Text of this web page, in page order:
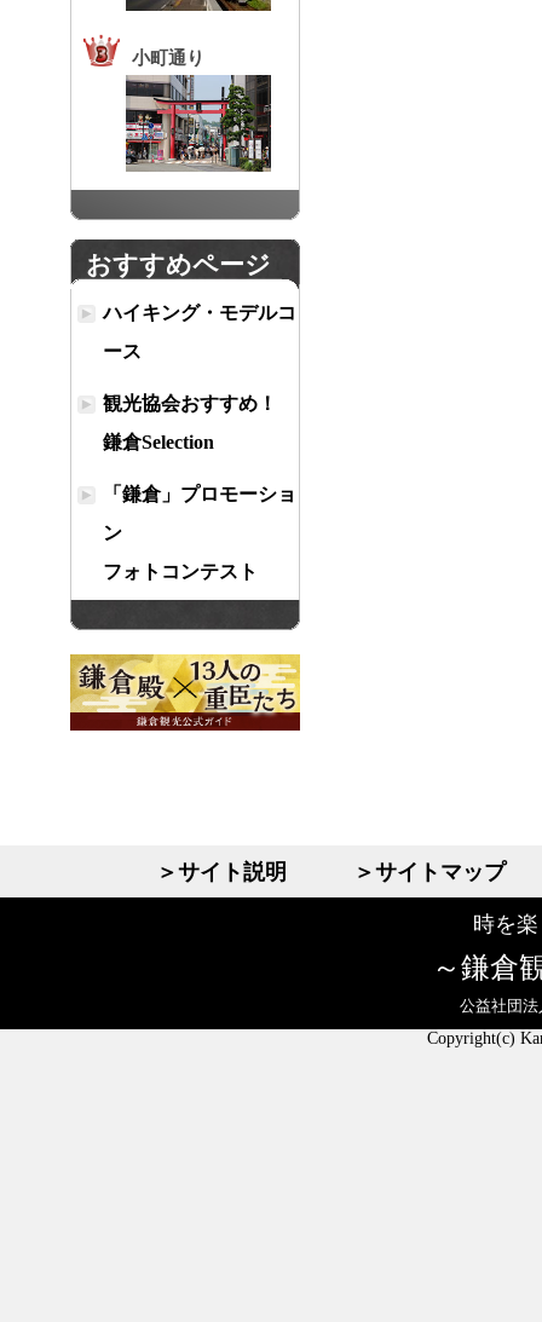
小町通り
おすすめページ
ハイキング・モデルコ
ース
観光協会おすすめ！
鎌倉Selection
「鎌倉」プロモーショ
ン
フォトコンテスト
＞サイト説明 ＞サイトマップ
時を
鎌倉
公益社団
Copyright(c)